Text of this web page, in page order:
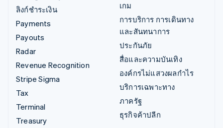
ลิงก์ชำระเงิน
Payments
Payouts
Radar
Revenue Recognition
Stripe Sigma
Tax
Terminal
Treasury
เกม
การบริการ การเดินทาง
และสันทนาการ
ประกันภัย
สื่อและความบันเทิง
องค์กรไม่แสวงผลกำไร
บริการเฉพาะทาง
ภาครัฐ
ธุรกิจค้าปลีก